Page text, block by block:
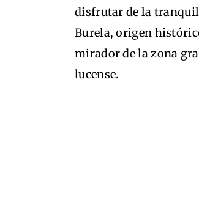
disfrutar de la
Burela, origen
mirador de la zona
lucense.